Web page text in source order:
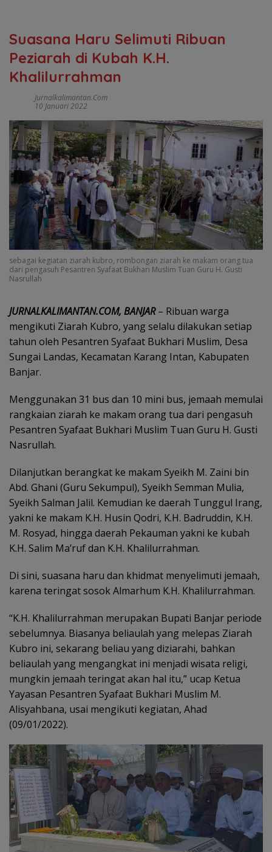
Suasana Haru Selimuti Ribuan
Peziarah di Kubah K.H.
Khalilurrahman
Jurnalkalimantan.com
10 Januari 2022
sebagai kegiatan ziarah kubro, rombongan ziarah ke makam orang tua
dari pengasuh Pesantren Syafaat Bukhari Muslim Tuan Guru H. Gusti
Nasrullah
JURNALKALIMANTAN.COM, BANJAR– Ribuan warga
mengikuti Ziarah Kubro, yang selalu dilakukan setiap
tahun oleh Pesantren Syafaat Bukhari Muslim, Desa
Sungai Landas, Kecamatan Karang Intan, Kabupaten
Banjar.
Menggunakan 31 bus dan 10 mini bus, jemaah memulai
rangkaian ziarah ke makam orang tua dari pengasuh
Pesantren Syafaat Bukhari Muslim Tuan Guru H. Gusti
Nasrullah.
Dilanjutkan berangkat ke makam Syeikh M. Zaini bin
Abd. Ghani (Guru Sekumpul), Syeikh Semman Mulia,
Syeikh Salman Jalil. Kemudian ke daerah Tunggul Irang,
yakni ke makam K.H. Husin Qodri, K.H. Badruddin, K.H.
M. Rosyad, hingga daerah Pekauman yakni ke kubah
K.H. Salim Ma’ruf dan K.H. Khalilurrahman.
Di sini, suasana haru dan khidmat menyelimuti jemaah,
karena teringat sosok Almarhum K.H. Khalilurrahman.
“K.H. Khalilurrahman merupakan Bupati Banjar periode
sebelumnya. Biasanya beliaulah yang melepas Ziarah
Kubro ini, sekarang beliau yang diziarahi, bahkan
beliaulah yang mengangkat ini menjadi wisata religi,
mungkin jemaah teringat akan hal itu,” ucap Ketua
Yayasan Pesantren Syafaat Bukhari Muslim M.
Alisyahbana, usai mengikuti kegiatan, Ahad
(09/01/2022).